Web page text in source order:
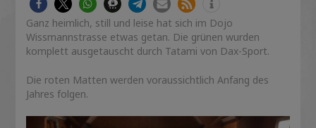
Ganz heimlich, still und leise hat sich im Dojo
Wissmannstrasse etwas getan. Die grünen wurden
komplett ausgetauscht durch Tatami von Dax-Sport.
Die roten Matten werden voraussichtlich Anfang des
Jahres folgen.